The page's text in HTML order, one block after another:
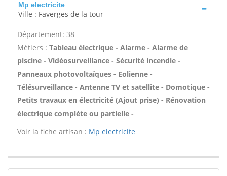
Mp electricite
Ville : Faverges de la tour
Département: 38
Métiers : Tableau électrique - Alarme - Alarme de
piscine - Vidéosurveillance - Sécurité incendie -
Panneaux photovoltaïques - Eolienne -
Télésurveillance - Antenne TV et satellite - Domotique -
Petits travaux en électricité (Ajout prise) - Rénovation
électrique complète ou partielle -
Voir la fiche artisan : Mp electricite